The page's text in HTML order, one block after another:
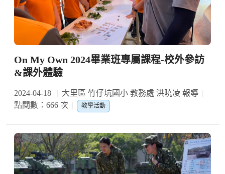
On My Own 2024畢業班專屬課程-校外參訪
&課外體驗
2024-04-18
大里區 竹仔坑國小 教務處 洪曉凌 報導
點閱數：666 次
教學活動